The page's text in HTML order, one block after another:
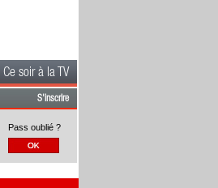
Ce soir à la TV
S'inscrire
Pass oublié ?